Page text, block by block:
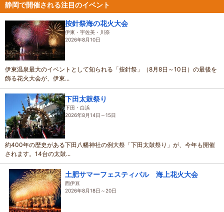
静岡で開催される注目のイベント
按針祭海の花火大会
伊東・宇佐美・川奈
2026年8月10日
伊東温泉最大のイベントとして知られる「按針祭」（8月8日～10日）の最後を
飾る花火大会が、伊東...
下田太鼓祭り
下田・白浜
2026年8月14日～15日
約400年の歴史がある下田八幡神社の例大祭「下田太鼓祭り」が、今年も開催
されます。14台の太鼓...
土肥サマーフェスティバル 海上花火大会
西伊豆
2026年8月18日～20日